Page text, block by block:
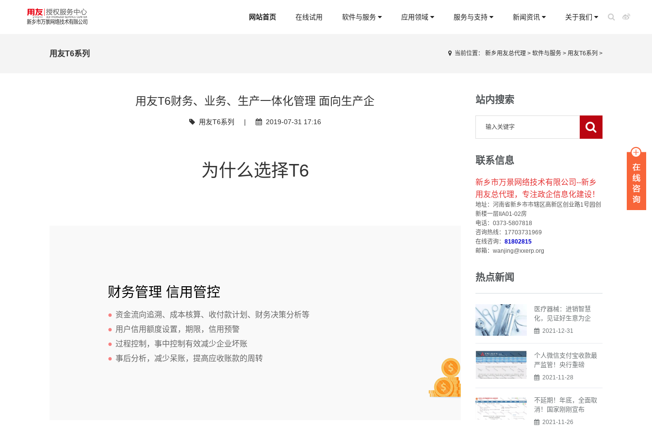
网站首页 在线试用 软件与服务 应用领域 服务与支持 新闻资讯 关于我们
用友T6系列 当前位置： 新乡用友总代理 > 软件与服务 > 用友T6系列 >
用友T6财务、业务、生产一体化管理 面向生产企
用友T6系列 | 2019-07-31 17:16
为什么选择T6
财务管理 信用管控
● 资金流向追溯、成本核算、收付款计划、财务决策分析等
● 用户信用额度设置，期限，信用预警
● 过程控制，事中控制有效减少企业坏账
● 事后分析，减少呆账，提高应收账款的周转
站内搜索
联系信息
新乡市万景网络技术有限公司--新乡
用友总代理，专注政企信息化建设！
地址：河南省新乡市市辖区高新区创业路1号园创
新楼一层IIA01-02房
电话：0373-5807818
咨询热线：17703731969
在线咨询： 81802815
邮箱：wanjing@xxerp.org
热点新闻
医疗器械：进销智慧
化，见证好生意为企
2021-12-31
个人微信支付宝收款最
严监管！央行重磅
2021-11-28
不延期！年底，全面取
消！国家刚刚宣布
2021-11-26